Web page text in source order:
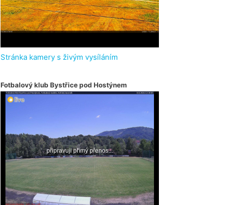
Stránka kamery s živým vysíláním
Fotbalový klub Bystřice pod Hostýnem